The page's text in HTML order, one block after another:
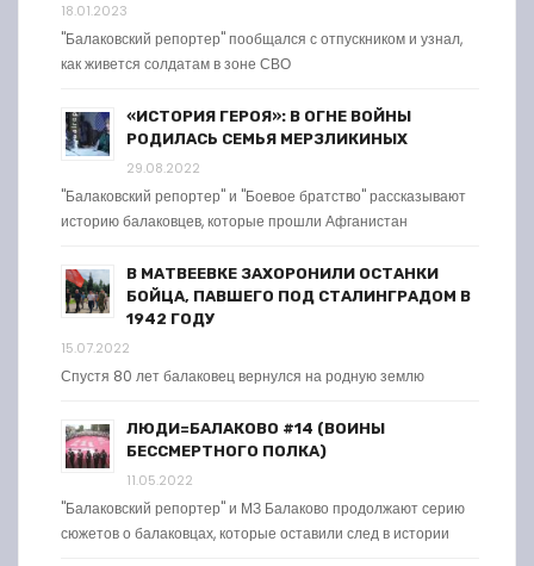
18.01.2023
"Балаковский репортер" пообщался с отпускником и узнал,
как живется солдатам в зоне СВО
«ИСТОРИЯ ГЕРОЯ»: В ОГНЕ ВОЙНЫ
РОДИЛАСЬ СЕМЬЯ МЕРЗЛИКИНЫХ
29.08.2022
"Балаковский репортер" и "Боевое братство" рассказывают
историю балаковцев, которые прошли Афганистан
В МАТВЕЕВКЕ ЗАХОРОНИЛИ ОСТАНКИ
БОЙЦА, ПАВШЕГО ПОД СТАЛИНГРАДОМ В
1942 ГОДУ
15.07.2022
Спустя 80 лет балаковец вернулся на родную землю
ЛЮДИ=БАЛАКОВО #14 (ВОИНЫ
БЕССМЕРТНОГО ПОЛКА)
11.05.2022
"Балаковский репортер" и МЗ Балаково продолжают серию
сюжетов о балаковцах, которые оставили след в истории